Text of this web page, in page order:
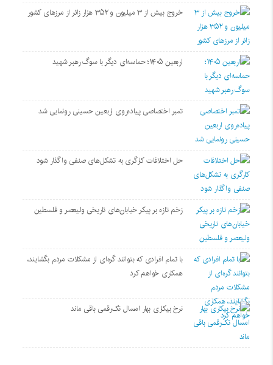
خروج بیش از ۳ میلیون و ۳۵۲ هزار زائر از مرزهای کشور
اربعین ۱۴۰۵؛ حماسه‌ای دیگر با سوگ رهبر شهید
تمبر اختصاصی پیاده‌روی اربعین حسینی رونمایی شد
حل اختلافات کارگری به تشکل‌های صنفی واگذار شود
زخم تازه بر پیکر خیابان‌های تاریخی ولیعصر و فلسطین
با تمام افرادی که بتوانند گره‌ای از مشکلات مردم بگشایند،
همکاری خواهم کرد
نرخ بیکاری بهار امسال تک‌رقمی باقی ماند